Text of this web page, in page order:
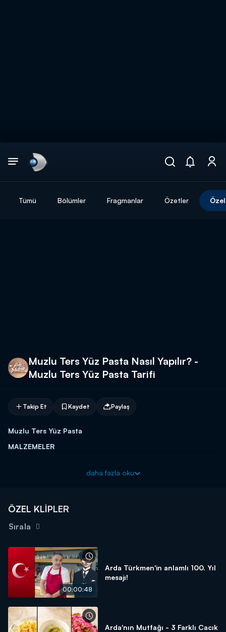
Tümü Bölümler Fragmanlar Özetler
Muzlu Ters Yüz Pasta Nasıl Yapılır? -
Muzlu Ters Yüz Pasta Tarifi
Takip Et Kaydet Paylaş
Muzlu Ters Yüz Pasta
MALZEMELER
2 küçük parça tereyağı
100 – 200 gr krema
Kek için;
1 çay kaşığı vanilya özütü
125 gr tereyağı
150 gr toz şeker
2 yumurta
2 su bardağı + 1 yemek kaşığı un
1 çay kaşığı karbonat
1 paket kabartma tozu
1 paket vanilya
daha fazla oku
ÖZEL KLİPLER
Sırala
00:00:48
Arda Türkmen'in anlamlı 100. Yıl
mesajı!
Arda'nın Mutfağı - 3 Farklı Cacık